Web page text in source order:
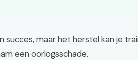
succes, maar het herstel kan je
een oorlogsschade.